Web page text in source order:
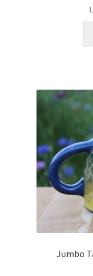
Jumbo